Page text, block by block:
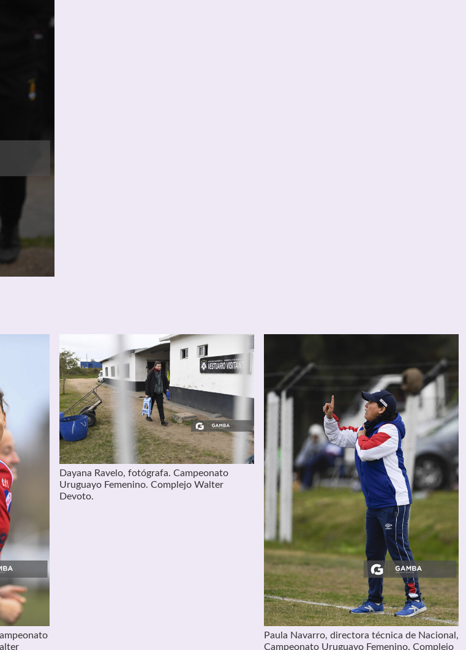
Dayana Ravelo, fotógrafa. Campeonato
Uruguayo Femenino. Complejo Walter
Devoto.
Paula Navarro, directora técnica de Nacional,
Campeonato Uruguayo Femenino. Complejo